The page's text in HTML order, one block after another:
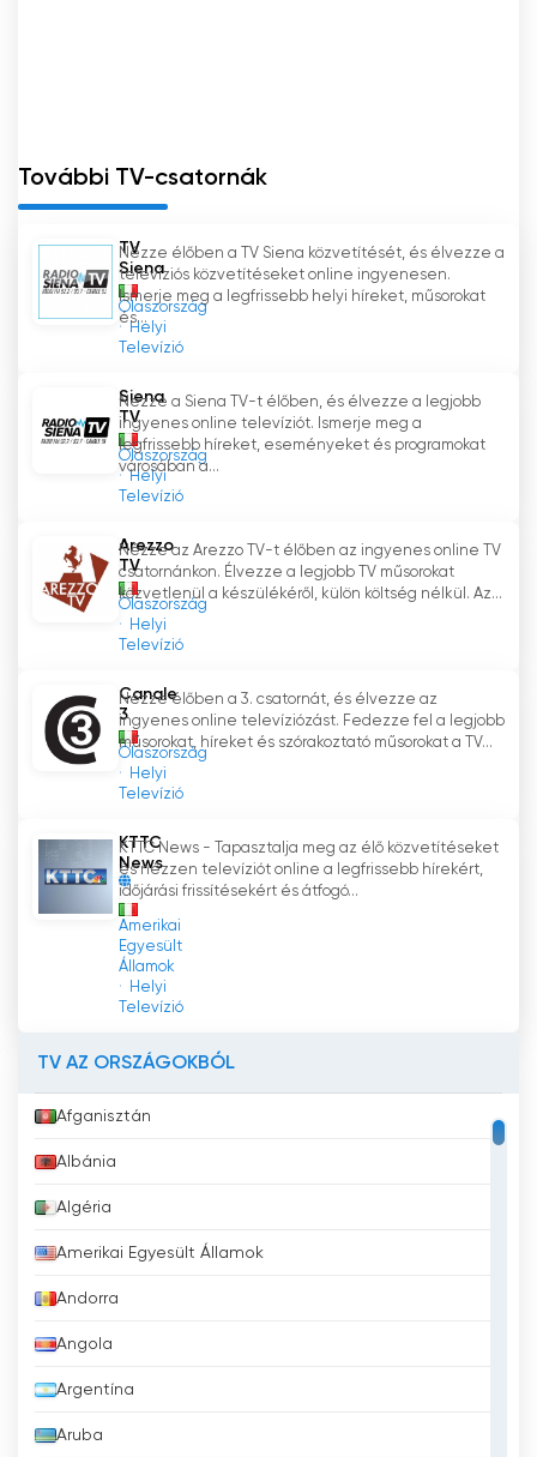
További TV-csatornák
TV
Siena
Olaszország
Helyi
Televízió
Nézze élőben a TV Siena közvetítését, és élvezze a
televíziós közvetítéseket online ingyenesen.
Ismerje meg a legfrissebb helyi híreket, műsorokat
és...
Siena
TV
Olaszország
Helyi
Televízió
Nézze a Siena TV-t élőben, és élvezze a legjobb
ingyenes online televíziót. Ismerje meg a
legfrissebb híreket, eseményeket és programokat
városában a...
Arezzo
TV
Olaszország
Helyi
Televízió
Nézze az Arezzo TV-t élőben az ingyenes online TV
csatornánkon. Élvezze a legjobb TV műsorokat
közvetlenül a készülékéről, külön költség nélkül. Az...
Canale
3
Olaszország
Helyi
Televízió
Nézze élőben a 3. csatornát, és élvezze az
ingyenes online televíziózást. Fedezze fel a legjobb
műsorokat, híreket és szórakoztató műsorokat a TV...
KTTC
News
Amerikai
Egyesült
Államok
Helyi
Televízió
KTTC News - Tapasztalja meg az élő közvetítéseket
és nézzen televíziót online a legfrissebb hírekért,
időjárási frissítésekért és átfogó...
TV AZ ORSZÁGOKBÓL
Afganisztán
Albánia
Algéria
Amerikai Egyesült Államok
Andorra
Angola
Argentína
Aruba